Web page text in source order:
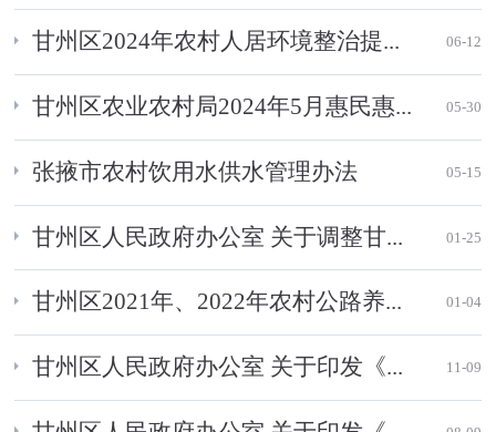
甘州区2024年农村人居环境整治提... 06-12
甘州区农业农村局2024年5月惠民惠... 05-30
张掖市农村饮用水供水管理办法 05-15
甘州区人民政府办公室 关于调整甘... 01-25
甘州区2021年、2022年农村公路养... 01-04
甘州区人民政府办公室 关于印发《... 11-09